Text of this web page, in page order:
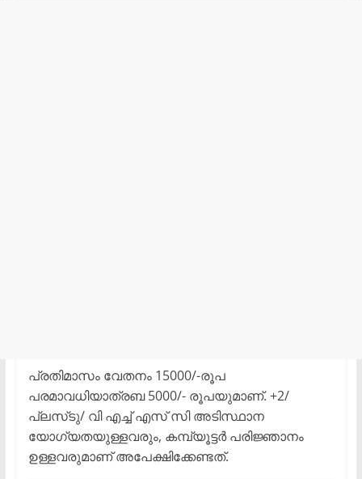
പ്രതിമാസം വേതനം 15000/-രൂപ
പരമാവധിയാത്രബ 5000/- രൂപയുമാണ്. +2/
പ്ലസ്‌ടു/ വി എച്ച് എസ് സി അടിസ്ഥാന
യോഗ്യതയുള്ളവരും, കമ്പ്യൂട്ടർ പരിജ്ഞാനം
ഉള്ളവരുമാണ് അപേക്ഷിക്കേണ്ടത്.